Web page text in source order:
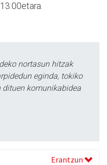
nortasun hitzak
eginda, tokiko
komunikabidea
Erantzun